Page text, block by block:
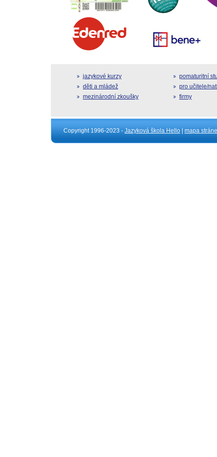
jazykové kurzy
děti a mládež
mezinárodní zkoušky
pomaturitní
pro učitele/
firmy
Copyright 1996-2023 - Jazyková škola Hello | mapa